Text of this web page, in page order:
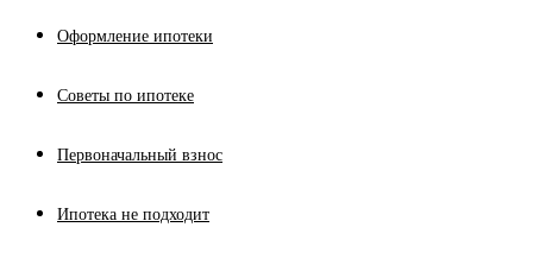
Оформление ипотеки
Советы по ипотеке
Первоначальный взнос
Ипотека не подходит